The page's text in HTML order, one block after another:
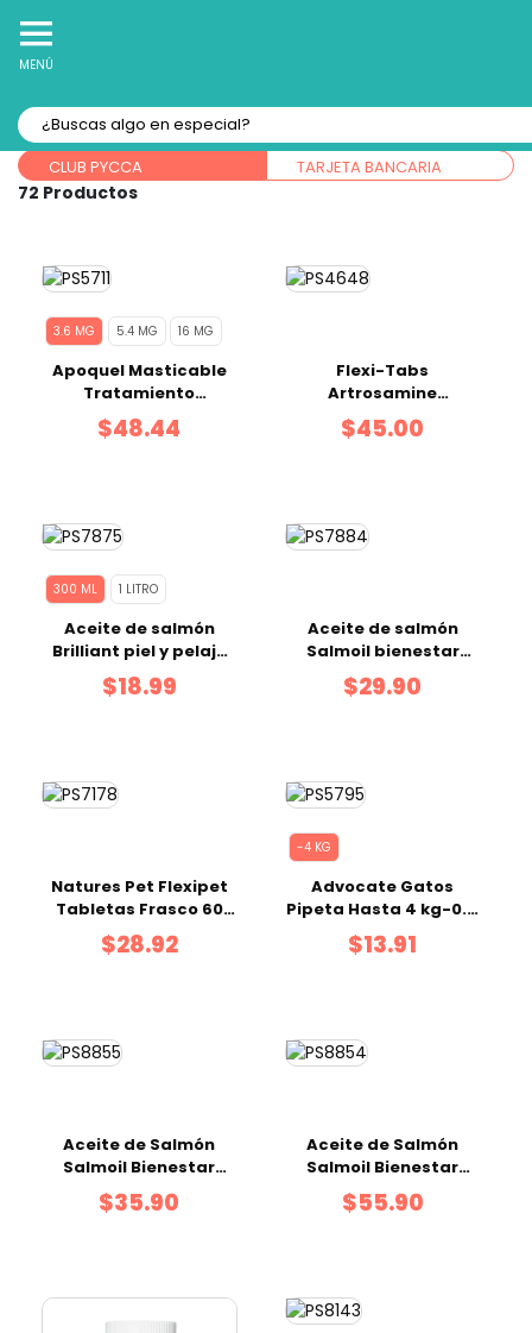
MENÚ
Forma de pago:
CLUB PYCCA TARJETA BANCARIA
72
3.6 MG 5.4 MG 16 MG
Apoquel Masticable
Tratamiento
Dermatitis Alérgica
20 tabs 3.6 mg
$48.44
Flexi-Tabs
Artrosamine
Vitaminas 60 tabs
$45.00
300 ML 1 LITRO
Aceite de salmón
Brilliant piel y pelaje
300 ml
$18.99
Aceite de salmón
Salmoil bienestar
renal - 500 ml
$29.90
Natures Pet Flexipet
Tabletas Frasco 60
uds
$28.92
-4 KG
Advocate Gatos
Pipeta Hasta 4 kg-0.4
ml
$13.91
Aceite de Salmón
Salmoil Bienestar
Articular - 500 ml
$35.90
Aceite de Salmón
Salmoil Bienestar
Articular - 950 ml
$55.90